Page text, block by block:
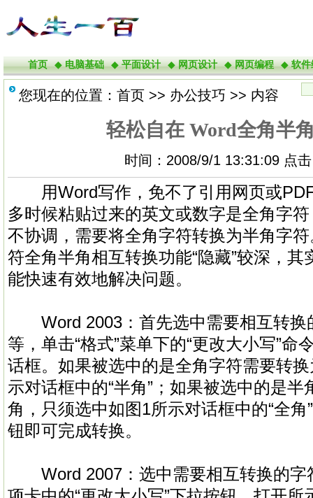
首页 ◆电脑基础 ◆平面设计 ◆网页设计 ◆网页编程 ◆软件
您现在的位置： 首页 >> 办公技巧 >> 内容
轻松自在 Word全角半
时间：2008/9/1 13:31:09 点
用Word写作，免不了引用网页或
多时候粘贴过来的英文或数字是全角字
不协调，需要将全角字符转换为半角字
符全角半角相互转换功能“隐藏”较深，
能快速有效地解决问题。
Word 2003：首先选中需要相互转换
等，单击“格式”菜单下的“更改大小写”命
话框。如果被选中的是全角字符需要转
示对话框中的“半角”；如果被选中的是
角，只须选中如图1所示对话框中的“全角
钮即可完成转换。
Word 2007：选中需要相互转换的字